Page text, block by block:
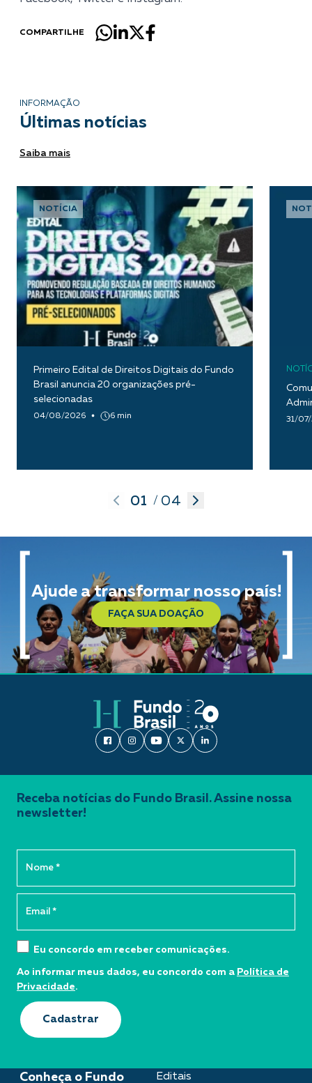
COMPARTILHE
INFORMAÇÃO
Últimas notícias
Saiba mais
NOTÍCIA
Primeiro Edital de Direitos Digitais do Fundo
Brasil anuncia 20 organizações pré-
selecionadas
04/08/2026 6 min 31/
01 / 04
Ajude a transformar nosso país!
FAÇA SUA DOAÇÃO
Conheça o Fundo Editais
Receba notícias do Fundo Brasil. Assine nossa
newsletter!
Eu concordo em receber comunicações.
Ao informar meus dados, eu concordo com a Política de
Privacidade.
Cadastrar